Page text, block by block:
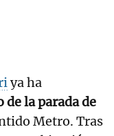
ya ha
la parada de
Metro. Tras